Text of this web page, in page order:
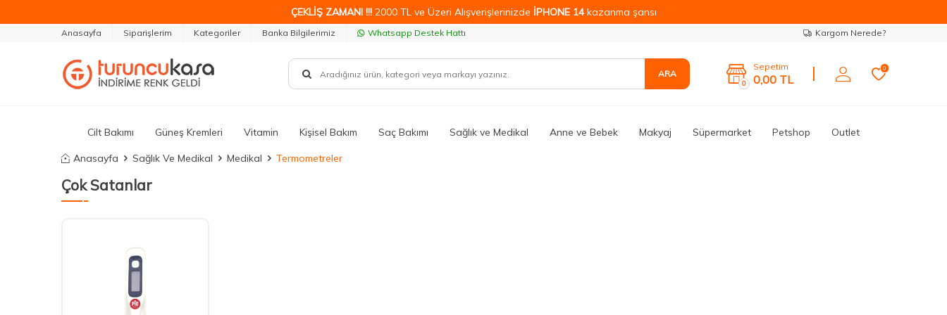
ÇEKLİŞ ZAMANI !!!2000 TL ve Üzeri Alışverişlerinizde İPHONE 14kazanma şansı
Anasayfa Siparişlerim Kategoriler Banka Bilgilerimiz Whatsapp Destek Hattı Kargom Nerede?
ARA
0
Sepetim
0,00 TL
0
Cilt Bakımı Güneş Kremleri Vitamin Kişisel Bakım Saç Bakımı Sağlık ve Medikal Anne ve Bebek Makyaj Süpermarket Petshop Outlet
Anasayfa Sağlık Ve Medikal Medikal Termometreler
Çok Satanlar